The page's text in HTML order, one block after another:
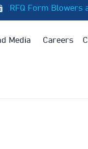
RFQ Form Blowers
Media Careers